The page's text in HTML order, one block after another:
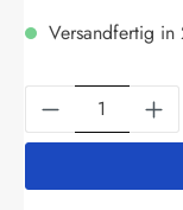
Versandfertig in
Produkt